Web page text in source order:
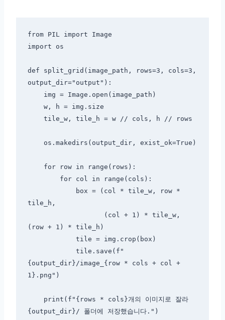
from PIL import Image
import os
def split_grid(image_path, rows=3, cols=3,
output_dir="output"):
tile_h,
(row + 1) * tile_h)
{output_dir}/image_{row * cols + col +
1}.png")
{output_dir}/ 폴더에 저장했습니다.")